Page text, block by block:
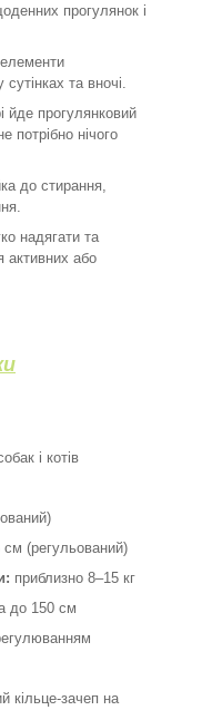
прогулянок і
елементи
та вночі.
йде прогулянковий
нічого
до стирання,
надягати та
активних або
і котів
см (регульований)
приблизно 8–15 кг
до 150 см
кільце-зачеп на